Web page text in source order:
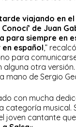
viajando en
Conocí’ de Juan
para siempre en
español ,”
para
alguna otra
mano de Sergio
con mucha
categoría musical.
joven cantante